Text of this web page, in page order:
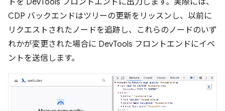
CDP バックエンドはツリーの更新をリッスンし、以前に
リクエストされたノードを追跡し、これらのノードのいず
れかが変更された場合に DevTools フロントエンドにイベ
ントを送信します。